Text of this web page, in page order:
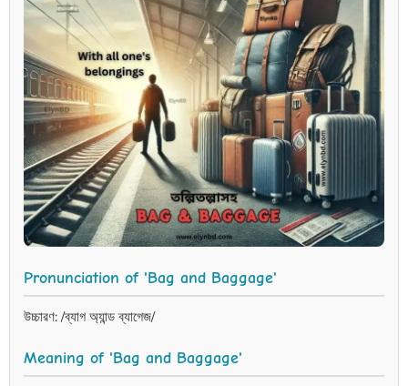
Pronunciation of 'Bag and Baggage'
উচ্চারণ: /ব্যাগ অ্যান্ড ব্যাগেজ/
Meaning of 'Bag and Baggage'